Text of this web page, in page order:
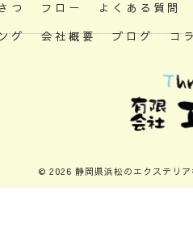
つ フロー よくある質問
グ
会社概要 ブログ コ
© 2026 静岡県浜松のエクステリ